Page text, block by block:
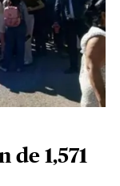
de 1,571